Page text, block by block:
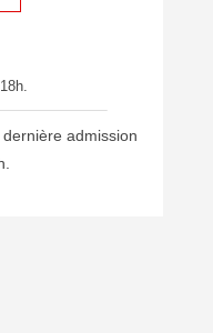
admission